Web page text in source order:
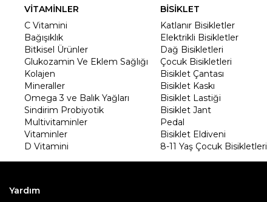
VİTAMİNLER
C Vitamini
Bağışıklık
Bitkisel Ürünler
Glukozamin Ve Eklem Sağlığı
Kolajen
Mineraller
Omega 3 ve Balık Yağları
Sindirim Probiyotik
Multivitaminler
Vitaminler
D Vitamini
BİSİKLET
Katlanır Bisikletler
Elektrikli Bisikletler
Dağ Bisikletleri
Çocuk Bisikletleri
Bisiklet Çantası
Bisiklet Kaskı
Bisiklet Lastiği
Bisiklet Jant
Pedal
Bisiklet Eldiveni
8-11 Yaş Çocuk Bisikletleri
Yardım